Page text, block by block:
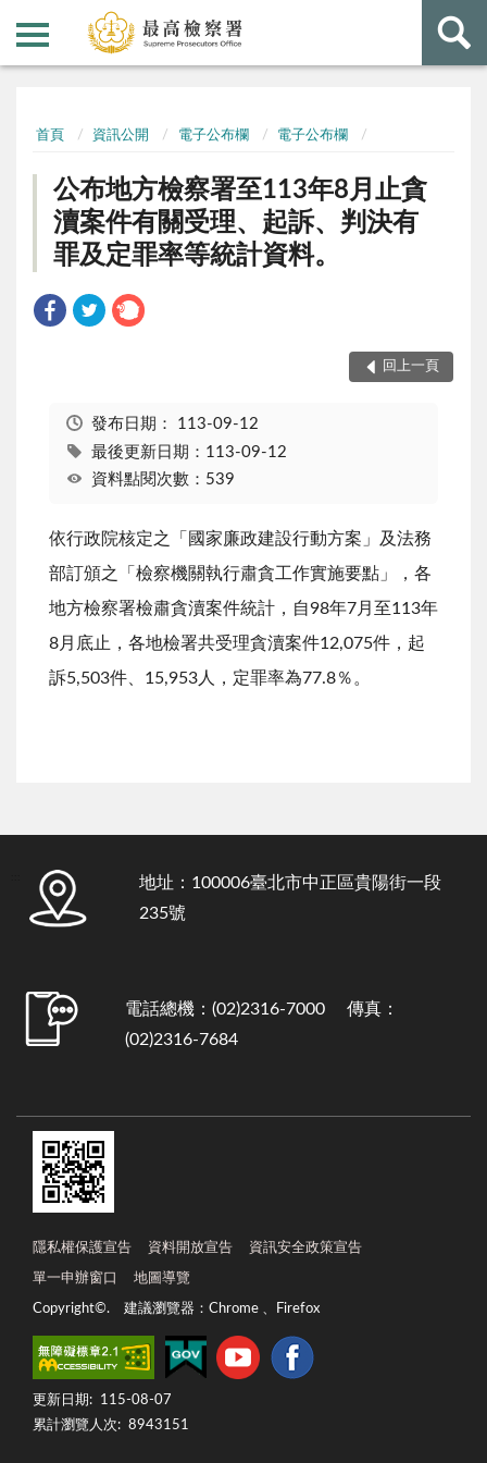
首頁 資訊公開 電子公布欄 電子公布欄
公布地方檢察署至113年8月止貪
瀆案件有關受理、起訴、判決有
罪及定罪率等統計資料。
回上一頁
發布日期： 113-09-12
最後更新日期：113-09-12
資料點閱次數：539
依行政院核定之「國家廉政建設行動方案」及法務
部訂頒之「檢察機關執行肅貪工作實施要點」，各
地方檢察署檢肅貪瀆案件統計，自98年7月至113年
8月底止，各地檢署共受理貪瀆案件12,075件，起
訴5,503件、 15,953人，定罪率為77.8％。
地址：100006臺北市中正區貴陽街一段
235號
電話總機：(02)2316-7000 傳真：
(02)2316-7684
隱私權保護宣告 資料開放宣告 資訊安全政策宣告
單一申辦窗口 地圖導覽
Copyright©. 建議瀏覽器：Chrome 、Firefox
更新日期:
115-08-07
累計瀏覽人次: 8943151